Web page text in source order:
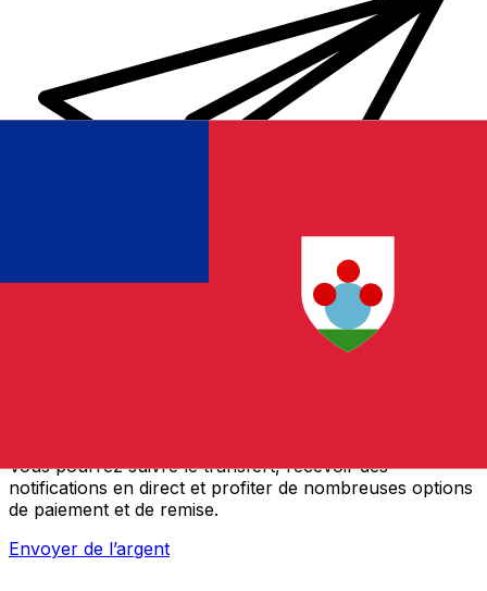
Vous pourrez suivre le transfert, recevoir des
notifications en direct et profiter de nombreuses options
de paiement et de remise.
Envoyer de l’argent